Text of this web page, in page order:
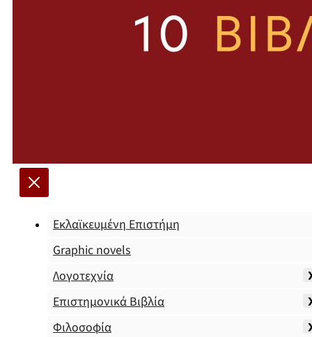
Εκλαϊκευμένη Επιστήμη
Graphic novels
Λογοτεχνία
Επιστημονικά Βιβλία
Φιλοσοφία